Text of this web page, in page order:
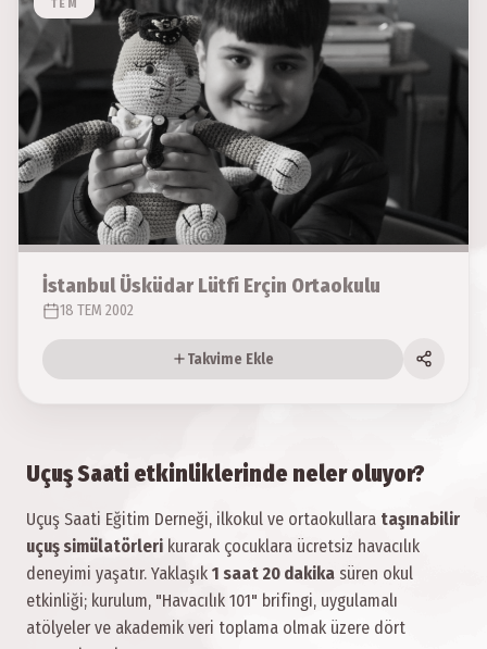
TEM
İstanbul Üsküdar Lütfi Erçin Ortaokulu
18 TEM 2002
Takvime Ekle
Uçuş Saati etkinliklerinde neler oluyor?
Uçuş Saati Eğitim Derneği, ilkokul ve ortaokullara taşınabilir
uçuş simülatörleri kurarak çocuklara ücretsiz havacılık
deneyimi yaşatır. Yaklaşık 1 saat 20 dakika süren okul
etkinliği; kurulum, "Havacılık 101" brifingi, uygulamalı
atölyeler ve akademik veri toplama olmak üzere dört